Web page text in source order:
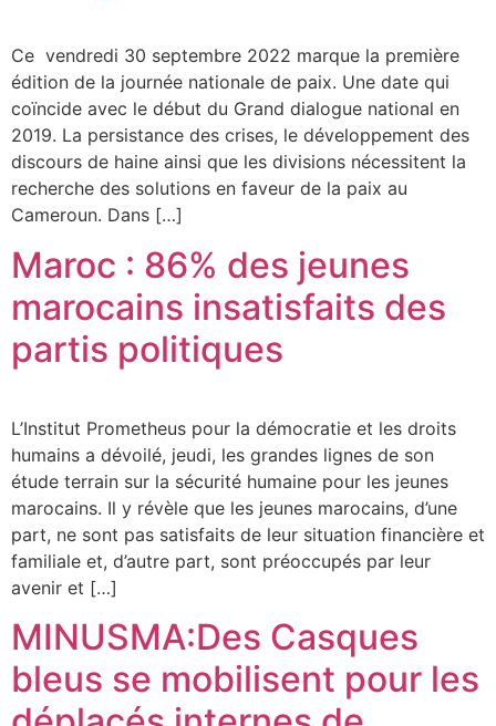
Ce vendredi 30 septembre 2022 marque la première
édition de la journée nationale de paix. Une date qui
coïncide avec le début du Grand dialogue national en
2019. La persistance des crises, le développement des
discours de haine ainsi que les divisions nécessitent la
recherche des solutions en faveur de la paix au
Cameroun. Dans […]
Maroc : 86% des jeunes
marocains insatisfaits des
partis politiques
L’Institut Prometheus pour la démocratie et les droits
humains a dévoilé, jeudi, les grandes lignes de son
étude terrain sur la sécurité humaine pour les jeunes
marocains. Il y révèle que les jeunes marocains, d’une
part, ne sont pas satisfaits de leur situation financière et
familiale et, d’autre part, sont préoccupés par leur
avenir et […]
MINUSMA:Des Casques
bleus se mobilisent pour les